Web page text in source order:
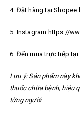
4. Đặt hàng tại
5. Instagram https://
6. Đến mua trực tiếp tại
Lưu ý: Sản phẩm này
thuốc chữa bệnh, hiệu
từng người